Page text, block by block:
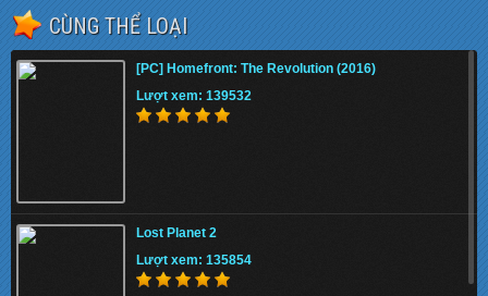
CÙNG THỂ LOẠI
[PC] Homefront: The Revolution (2016)
Lượt xem: 139532
Lost Planet 2
Lượt xem: 135854